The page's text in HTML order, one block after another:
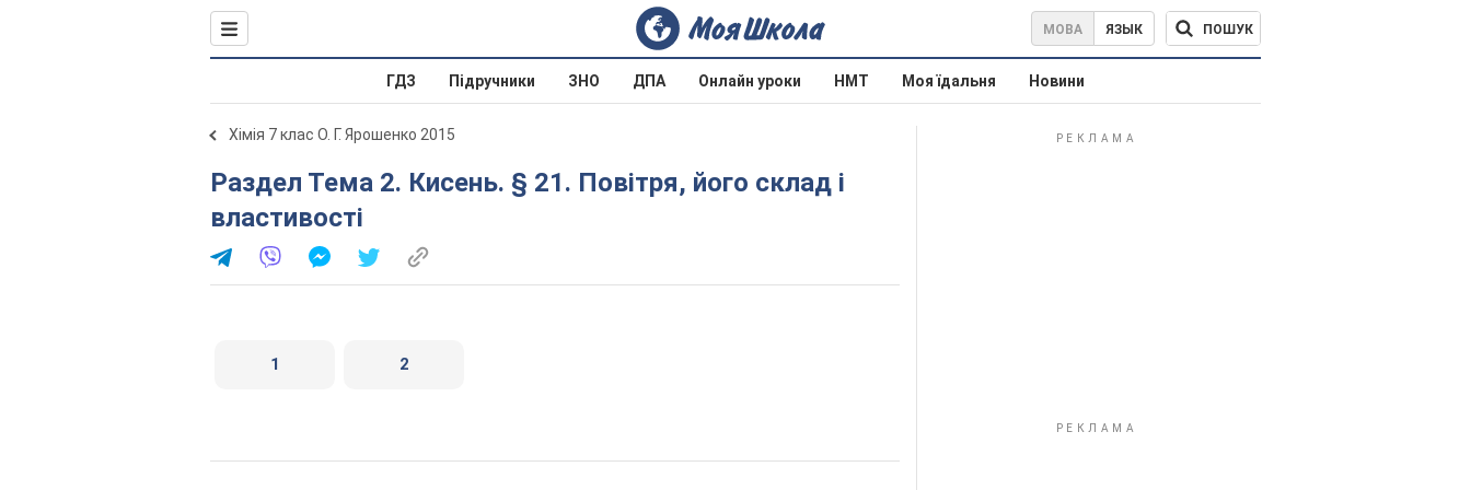
МОВА ЯЗЫК ПОШУК
ГДЗ Підручники ЗНО ДПА Онлайн уроки НМТ Моя їдальня Новини
Хімія 7 клас О. Г. Ярошенко 2015
Раздел Тема 2. Кисень. § 21. Повітря, його склад і
властивості
1 2